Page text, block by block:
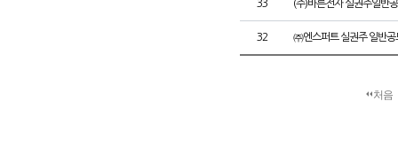
33 (주)바른전자 실권주일반
32 ㈜엔스퍼트 실권주 일반공
처음